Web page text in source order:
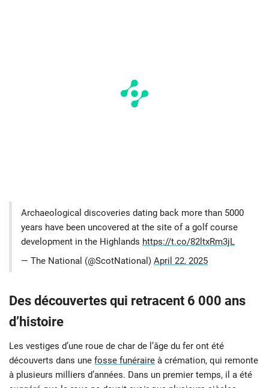
Archaeological discoveries dating back more than 5000
years have been uncovered at the site of a golf course
development in the Highlands https://t.co/82ltxRm3jL
— The National (@ScotNational) April 22, 2025
Des découvertes qui retracent 6 000 ans
d’histoire
Les vestiges d’une roue de char de l’âge du fer ont été
découverts dans une fosse funéraire à crémation, qui remonte
à plusieurs milliers d’années. Dans un premier temps, il a été